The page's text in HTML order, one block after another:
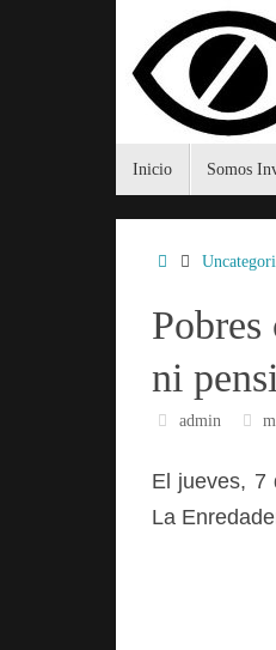
Inicio Somos
Inicio
ni
admin
El jueves, 7
La